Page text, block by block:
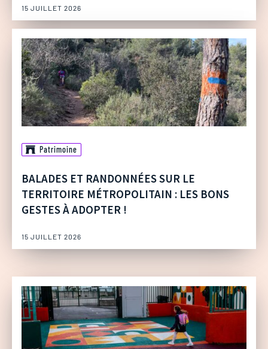
15 JUILLET 2026
Patrimoine
BALADES ET RANDONNÉES SUR LE
TERRITOIRE MÉTROPOLITAIN : LES BONS
GESTES À ADOPTER !
15 JUILLET 2026